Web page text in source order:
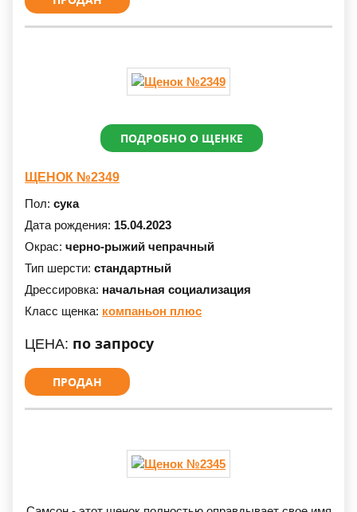
ПОДРОБНО О ЩЕНКЕ
ЩЕНОК №2349
Пол: сука
Дата рождения: 15.04.2023
Окрас: черно-рыжий чепрачный
Тип шерсти: стандартный
Дрессировка: начальная социализация
Класс щенка: компаньон плюс
ЦЕНА: по запросу
ПРОДАН